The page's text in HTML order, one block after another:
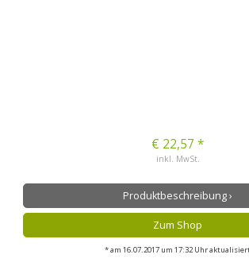
€ 22,57 *
inkl. MwSt.
Produktbeschreibung ›
Zum Shop
* am 16.07.2017 um 17:32 Uhr